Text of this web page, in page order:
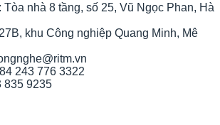
Tòa nhà 8 tầng, số 25, Vũ Ngọc Phan, Hà
khu Công nghiệp Quang Minh, Mê
243 776 3322
835 9235